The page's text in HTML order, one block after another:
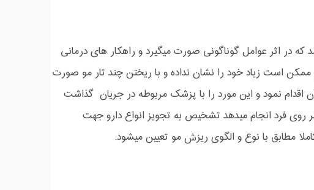
در اثر عوامل گوناگونی صورت میگیرد و راهکار های درمانی
است زیاد خود را نشان نداده و با ریختن چند تار مو صورت
اقدام نمود و این مورد را با پزشک مربوطه در جریان گذاشت
روی فرد انجام میدهد تشخیص به تجویز انواع دارو جهت
مطابق با نوع و الگوی ریزش مو تعیین میشود.